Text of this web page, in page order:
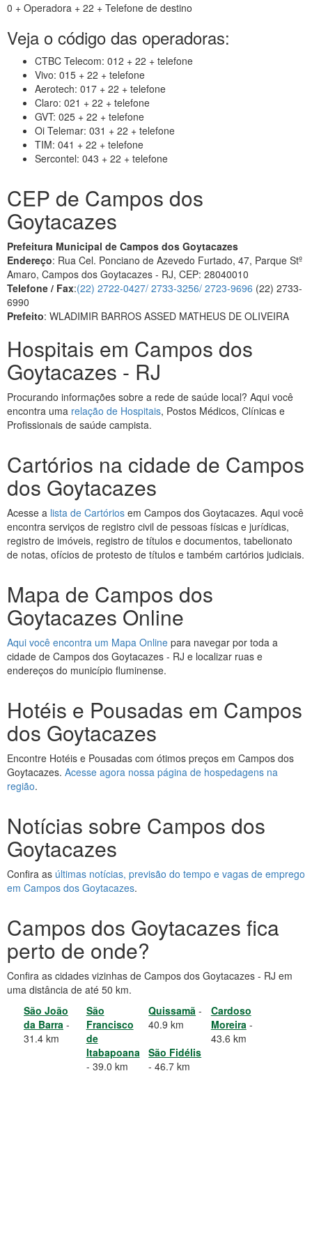
0 + Operadora + 22 + Telefone de destino
Veja o código das operadoras:
CTBC Telecom: 012 + 22 + telefone
Vivo: 015 + 22 + telefone
Aerotech: 017 + 22 + telefone
Claro: 021 + 22 + telefone
GVT: 025 + 22 + telefone
Oi Telemar: 031 + 22 + telefone
TIM: 041 + 22 + telefone
Sercontel: 043 + 22 + telefone
CEP de Campos dos
Goytacazes
Prefeitura Municipal de Campos dos Goytacazes
Endereço: Rua Cel. Ponciano de Azevedo Furtado, 47, Parque Stº
Amaro, Campos dos Goytacazes - RJ, CEP: 28040010
Telefone / Fax:(22) 2722-0427/ 2733-3256/ 2723-9696 (22) 2733-
6990
Prefeito: WLADIMIR BARROS ASSED MATHEUS DE OLIVEIRA
Hospitais em Campos dos
Goytacazes - RJ
Procurando informações sobre a rede de saúde local? Aqui você
encontra uma relação de Hospitais, Postos Médicos, Clínicas e
Profissionais de saúde campista.
Cartórios na cidade de Campos
dos Goytacazes
Acesse a lista de Cartórios em Campos dos Goytacazes. Aqui você
encontra serviços de registro civil de pessoas físicas e jurídicas,
registro de imóveis, registro de títulos e documentos, tabelionato
de notas, ofícios de protesto de títulos e também cartórios judiciais.
Mapa de Campos dos
Goytacazes Online
Aqui você encontra um Mapa Online para navegar por toda a
cidade de Campos dos Goytacazes - RJ e localizar ruas e
endereços do município fluminense.
Hotéis e Pousadas em Campos
dos Goytacazes
Encontre Hotéis e Pousadas com ótimos preços em Campos dos
Goytacazes. Acesse agora nossa página de hospedagens na
região.
Notícias sobre Campos dos
Goytacazes
Confira as últimas notícias, previsão do tempo e vagas de emprego
em Campos dos Goytacazes.
Campos dos Goytacazes fica
perto de onde?
Confira as cidades vizinhas de Campos dos Goytacazes - RJ em
uma distância de até 50 km.
São João
da Barra -
31.4 km
São
Francisco
de
Itabapoana
- 39.0 km
Quissamã -
40.9 km
Cardoso
Moreira-
43.6 km
São Fidélis
- 46.7 km